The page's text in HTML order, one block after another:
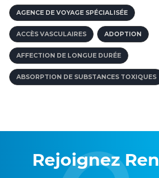
AGENCE DE VOYAGE SPÉCIALISÉE
ACCÈS VASCULAIRES ADOPTION
AFFECTION DE LONGUE DURÉE
ABSORPTION DE SUBSTANCES TOXIQUES
Rejoignez